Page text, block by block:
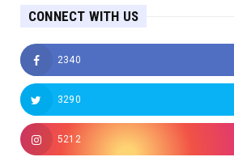
CONNECT WITH US
2340
3290
5212